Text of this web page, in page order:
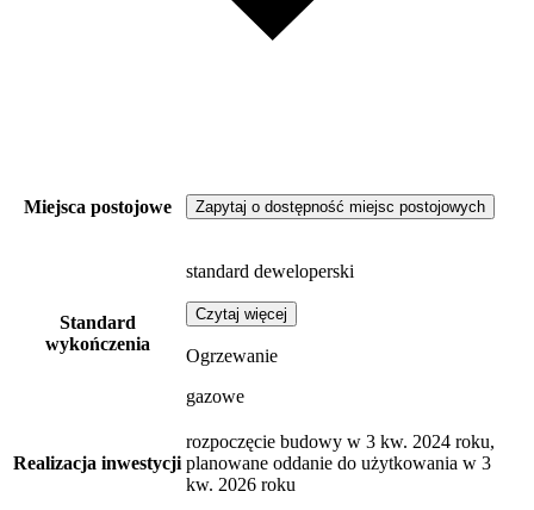
Miejsca postojowe Zapytaj o dostępność miejsc postojowych
Standard
wykończenia
standard deweloperski
Czytaj więcej
Ogrzewanie
gazowe
Realizacja inwestycji
rozpoczęcie budowy w 3 kw. 2024 roku,
planowane oddanie do użytkowania w 3
kw. 2026 roku